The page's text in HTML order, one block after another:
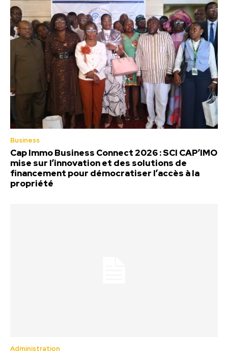
Business
Cap Immo Business Connect 2026 : SCI CAP’IMO
mise sur l’innovation et des solutions de
financement pour démocratiser l’accès à la
propriété
Administration